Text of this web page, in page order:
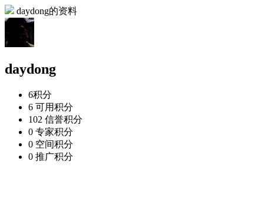
daydong的资料
daydong
6积分
6 可用积分
102 信誉积分
0 专家积分
0 空间积分
0 推广积分